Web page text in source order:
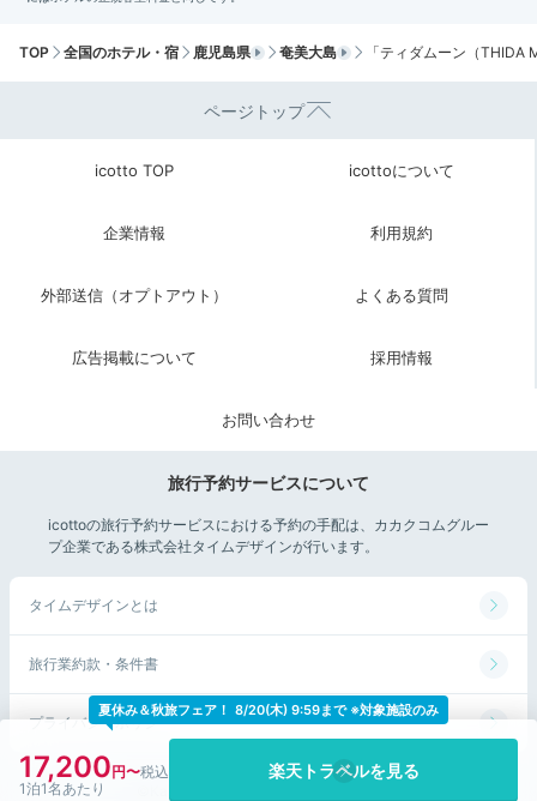
17,200
1泊1名あたり
夏休み＆秋旅フェア！ 8/20(木) 9:59まで ※対象施設のみ
楽天トラベルを見る
TOP 全国のホテル・宿 鹿児島県 奄美大島 「ティダムーン（THIDA
ページトップ
icotto TOP icottoについて
企業情報 利用規約
外部送信（オプトアウト） よくある質問
広告掲載について 採用情報
お問い合わせ
旅行予約サービスについて
icottoの旅行予約サービスにおける予約の手配は、カカクコムグルー
プ企業である株式会社タイムデザインが行います。
タイムデザインとは
旅行業約款・条件書
プライバシーポリシー